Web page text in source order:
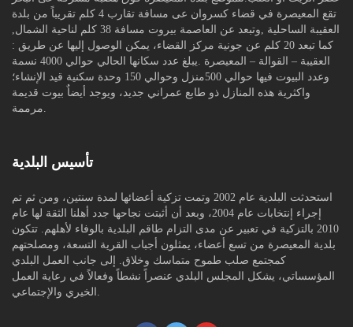
تقع المعيصرة في قضاء كسروان عى مسافة تقارب 4 كلم تقريباً من بلدة
العقيبة الساحلية ,وتبعد عن العاصمة بيروت مسافة 38 كلم لناحية الشمال,
كما تبعد 20 كلم عن جونية مركز القضاء، يمكن الوصول إليها عن طريق :
العقيبة – القوالة – المعيصرة .يبلغ عدد سكانها الحالي حوالي 4000 نسمة
وعدد البيوت فيها حوالي 500منزل وحوالي 150 وحدة سكنية قيد الإنشاء؛
واكثرية هذه المنازل ذو طابع عمراني جديد، ويوجد أيضاٌ بيوت قديمة
تأسيس البلدية
استحدثت البلدية عام 2002 وتمت تزكية أعضائها لمدة سنتين، ومن ثم تم
إجراء إنتخابات عام 2004، وبعد أن أثبتت نجاحها جدد أهلنا الثقة لها عام
2010 بالتزكية في تعبير عن مدى التزام طاقم البلدية بالوفاء لأهلهم. تتكون
بلدية المعيصرة من تسع أعضاء، يمثلون أجباب القرية التسعة، ومصلحتهم
كمجتمع صلب طموح متماسك وخلاق. إلى جانب العمل البلدي
المؤسساتي، يشكل المجلس البلدي عنصراً نشطاً وفعالاً في رعاية العمل